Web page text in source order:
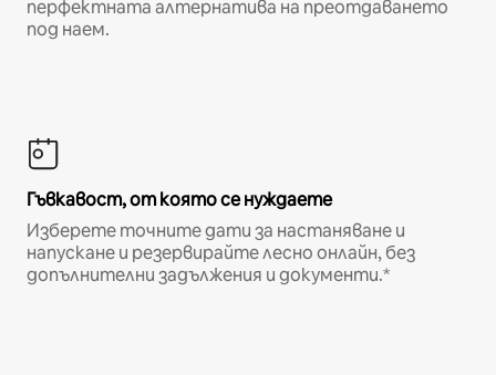
перфектната алтернатива на преотдаването
под наем.
Гъвкавост, от която се нуждаете
Изберете точните дати за настаняване и
напускане и резервирайте лесно онлайн, без
допълнителни задължения и документи.*